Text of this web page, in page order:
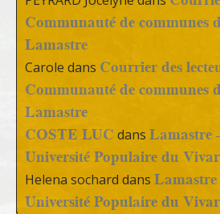
Communauté de communes
Lamastre
Carole dans Courrier des
Communauté de communes
Lamastre
COSTE LUC dans Lamastre
Université Populaire du
Helena sochard dans Lamastre
Université Populaire du